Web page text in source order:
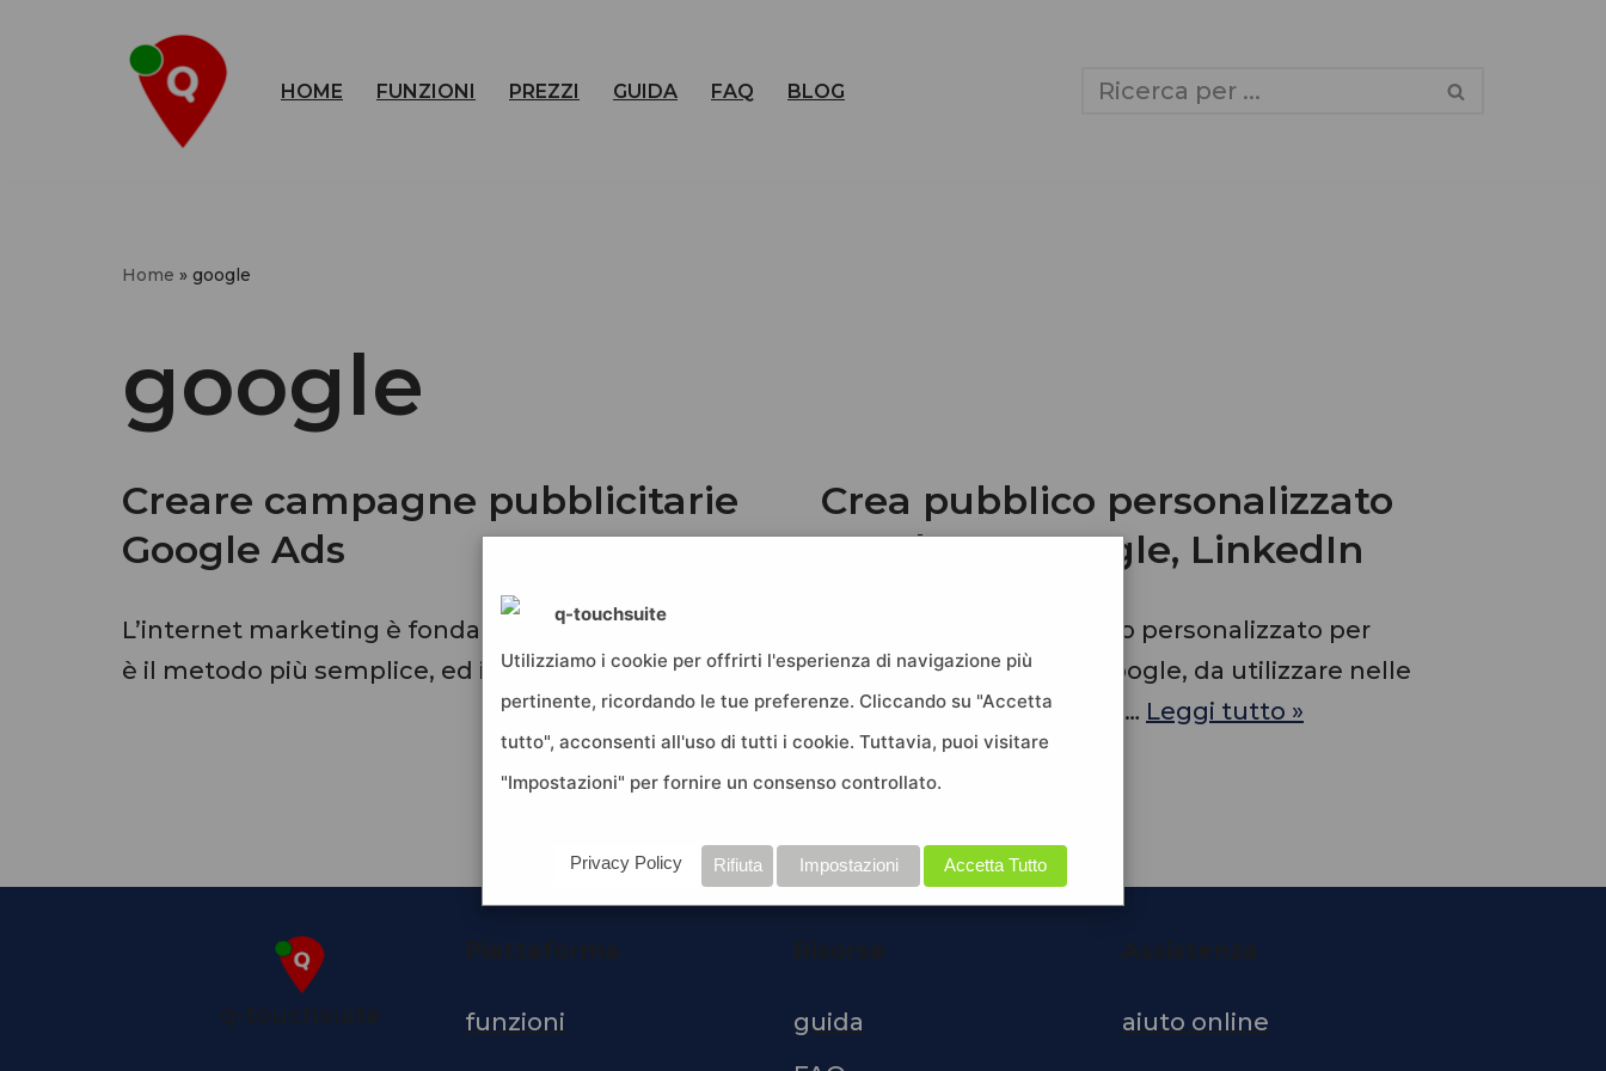
HOME FUNZIONI PREZZI GUIDA FAQ BLOG
Home » google
google
Creare campagne pubblicitarie
Google Ads
L’internet marketing è fondamentale e soprattutto ,
è il metodo più semplice, ed in alcuni… Leggi tutto »
Crea pubblico personalizzato
Facebook, Google, LinkedIn
Come creare un pubblico personalizzato per
Facebook, LinkedIn e Google, da utilizzare nelle
campagne pubblicitarie.… Leggi tutto »
q-touchsuite
Piattaforma
funzioni
Risorse
guida
Assistenza
aiuto online
q-touchsuite
Utilizziamo i cookie per offrirti l'esperienza di navigazione più
pertinente, ricordando le tue preferenze. Cliccando su "Accetta
tutto", acconsenti all'uso di tutti i cookie. Tuttavia, puoi visitare
"Impostazioni" per fornire un consenso controllato.
Accetta Tutto
Impostazioni
Rifiuta
Privacy Policy